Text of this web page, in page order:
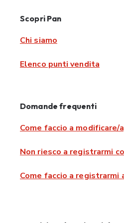
Scopri Pan
Chi siamo
Elenco punti vendita
Domande frequenti
Come faccio a
Non riesco a registrarmi
Come faccio a